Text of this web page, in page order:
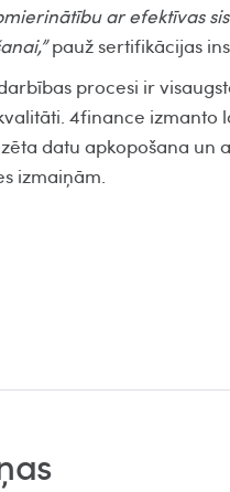
ar efektīvas
pauž sertifikācijas
procesi ir
4finance
datu apkopošana un
izmaiņām.